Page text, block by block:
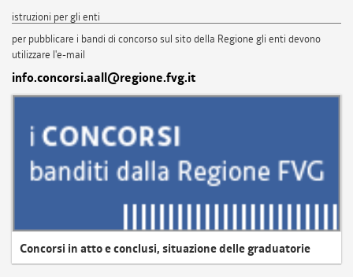
istruzioni per gli enti
per pubblicare i bandi di concorso sul sito della Regione gli enti devono
utilizzare l'e-mail
info.concorsi.aall@regione.fvg.it
Concorsi in atto e conclusi, situazione delle graduatorie